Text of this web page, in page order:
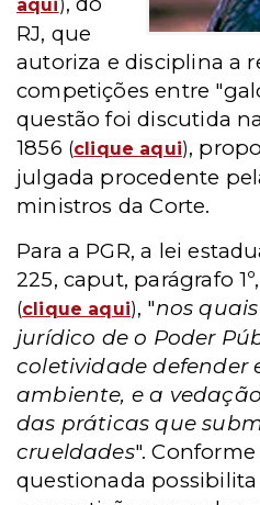
aqui)
RJ, que
autoriza e disciplina a
competições entre
questão foi discutida
1856 (clique aqui),
julgada procedente
ministros da Corte.
Para a PGR, a lei
225, caput, parágrafo
(clique aqui), "nos
jurídico de o Poder
coletividade defender
ambiente, e a
das práticas que
crueldades". Conforme
questionada